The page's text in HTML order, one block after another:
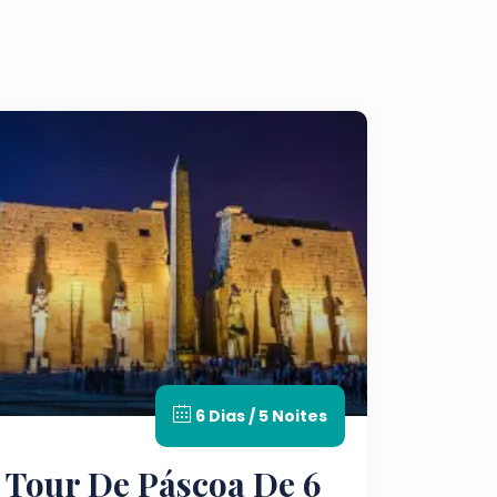
6 Dias / 5 Noites
Tour De Páscoa De 6